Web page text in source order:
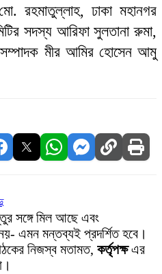
রহমাতুল্লাহ, ঢাকা মহানগর
সদস্য আরিফা সুলতানা রুমা,
সম্পাদক মীর আমির হোসেন আমু
সঙ্গে মিল আছে এবং
এমন মন্তব্যই প্রদর্শিত হবে।
নিজস্ব মতামত, কর্তৃপক্ষএর